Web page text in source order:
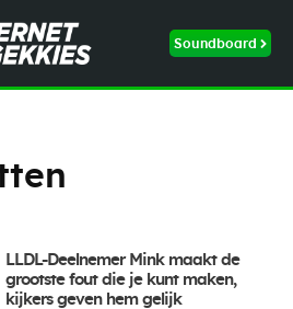
Soundboard
LLDL-Deelnemer Mink maakt de
grootste fout die je kunt maken,
kijkers geven hem gelijk